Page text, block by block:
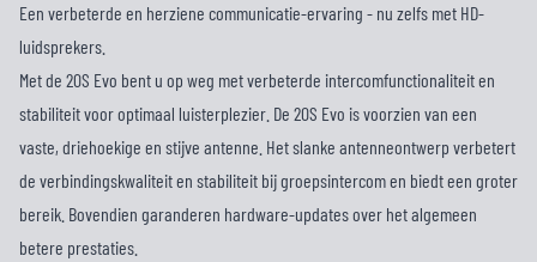
Een verbeterde en herziene communicatie-ervaring - nu zelfs met HD-
luidsprekers.
Met de 20S Evo bent u op weg met verbeterde intercomfunctionaliteit en
stabiliteit voor optimaal luisterplezier. De 20S Evo is voorzien van een
vaste, driehoekige en stijve antenne. Het slanke antenneontwerp verbetert
de verbindingskwaliteit en stabiliteit bij groepsintercom en biedt een groter
bereik. Bovendien garanderen hardware-updates over het algemeen
betere prestaties.